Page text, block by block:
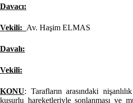
Davacı:
Vekili: Av. Haşim ELMAS
Davalı:
Vekili:
KONU: Tarafların arasındaki
kusurlu hareketleriyle sonlanması ve